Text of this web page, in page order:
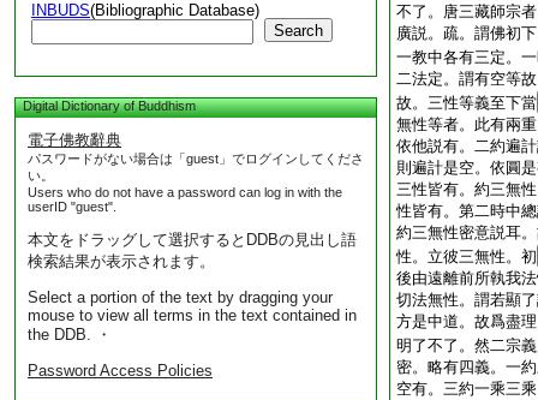
INBUDS(Bibliographic Database)
Search
Digital Dictionary of Buddhism
電子佛教辭典
パスワードがない場合は「guest」でログインしてくださ
い。
Users who do not have a password can log in with the
userID "guest".
本文をドラッグして選択するとDDBの見出し語
検索結果が表示されます。
Select a portion of the text by dragging your
mouse to view all terms in the text contained in
the DDB. ・
Password Access Policies
不了。唐三藏師宗
廣説。疏。謂佛初
一教中各有三定。
二法定。謂有空等
故。三性等義至下當
無性等者。此有兩
依他説有。二約遍
則遍計是空。依圓
三性皆有。約三無
性皆有。第二時中
約三無性密意説耳
性。立彼三無性。初
後由遠離前所執我
切法無性。謂若顯
方是中道。故爲盡
明了不了。然二宗
密。略有四義。一
空有。三約一乘三